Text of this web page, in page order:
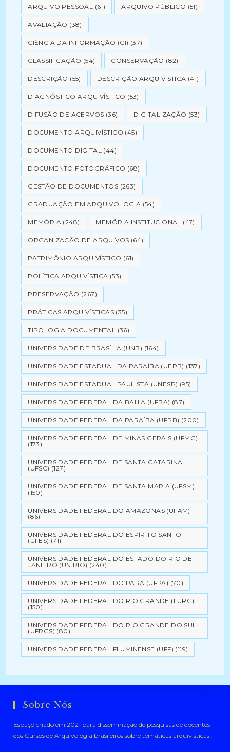
ARQUIVO PESSOAL (61) ARQUIVO PÚBLICO (51)
AVALIAÇÃO (38)
CIÊNCIA DA INFORMAÇÃO (CI) (37)
CLASSIFICAÇÃO (54) CONSERVAÇÃO (82)
DESCRIÇÃO (55) DESCRIÇÃO ARQUIVÍSTICA (41)
DIAGNÓSTICO ARQUIVÍSTICO (53)
DIFUSÃO DE ACERVOS (36) DIGITALIZAÇÃO (53)
DOCUMENTO ARQUIVÍSTICO (45)
DOCUMENTO DIGITAL (44)
DOCUMENTO FOTOGRÁFICO (68)
GESTÃO DE DOCUMENTOS (263)
GRADUAÇÃO EM ARQUIVOLOGIA (54)
MEMÓRIA (248) MEMÓRIA INSTITUCIONAL (47)
ORGANIZAÇÃO DE ARQUIVOS (64)
PATRIMÔNIO ARQUIVÍSTICO (61)
POLÍTICA ARQUIVÍSTICA (53)
PRESERVAÇÃO (267)
PRÁTICAS ARQUIVÍSTICAS (35)
TIPOLOGIA DOCUMENTAL (36)
UNIVERSIDADE DE BRASÍLIA (UNB) (164)
UNIVERSIDADE ESTADUAL DA PARAÍBA (UEPB) (137)
UNIVERSIDADE ESTADUAL PAULISTA (UNESP) (95)
UNIVERSIDADE FEDERAL DA BAHIA (UFBA) (87)
UNIVERSIDADE FEDERAL DA PARAÍBA (UFPB) (200)
UNIVERSIDADE FEDERAL DE MINAS GERAIS (UFMG)
(173)
UNIVERSIDADE FEDERAL DE SANTA CATARINA
(UFSC) (127)
UNIVERSIDADE FEDERAL DE SANTA MARIA (UFSM)
(150)
UNIVERSIDADE FEDERAL DO AMAZONAS (UFAM)
(86)
UNIVERSIDADE FEDERAL DO ESPÍRITO SANTO
(UFES) (71)
UNIVERSIDADE FEDERAL DO ESTADO DO RIO DE
JANEIRO (UNIRIO) (240)
UNIVERSIDADE FEDERAL DO PARÁ (UFPA) (70)
UNIVERSIDADE FEDERAL DO RIO GRANDE (FURG)
(150)
UNIVERSIDADE FEDERAL DO RIO GRANDE DO SUL
(UFRGS) (80)
UNIVERSIDADE FEDERAL FLUMINENSE (UFF) (119)
Sobre Nós
Espaço criado em 2021 para disseminação de pesquisas de docentes
dos Cursos de Arquivologia brasileiros sobre temáticas arquivísticas .